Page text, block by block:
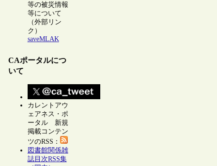
等の被災情報
等について
（外部リン
ク）
saveMLAK
CAポータルにつ
いて
カレントアウ
ェアネス・ポ
ータル 新規
掲載コンテン
ツのRSS：
図書館関係雑
誌目次RSS集